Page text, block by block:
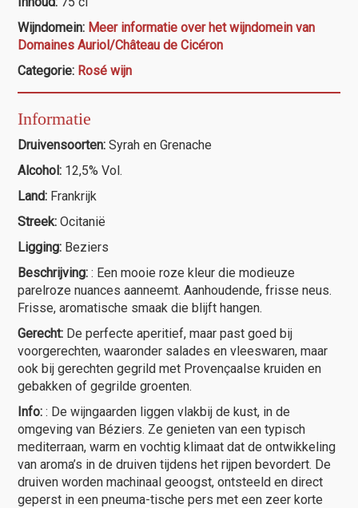
Réserve
rosé
aantal
Wijndomein: Meer informatie over het wijndomein van
Domaines Auriol/Château de Cicéron
Categorie: Rosé wijn
Informatie
Druivensoorten: Syrah en Grenache
Alcohol: 12,5% Vol.
Land: Frankrijk
Streek: Ocitanië
Ligging: Beziers
Beschrijving: : Een mooie roze kleur die modieuze
parelroze nuances aanneemt. Aanhoudende, frisse neus.
Frisse, aromatische smaak die blijft hangen.
Gerecht: De perfecte aperitief, maar past goed bij
voorgerechten, waaronder salades en vleeswaren, maar
ook bij gerechten gegrild met Provençaalse kruiden en
gebakken of gegrilde groenten.
Info:: De wijngaarden liggen vlakbij de kust, in de
omgeving van Béziers. Ze genieten van een typisch
mediterraan, warm en vochtig klimaat dat de ontwikkeling
van aroma’s in de druiven tijdens het rijpen bevordert. De
druiven worden machinaal geoogst, ontsteeld en direct
geperst in een pneuma-tische pers met een zeer korte